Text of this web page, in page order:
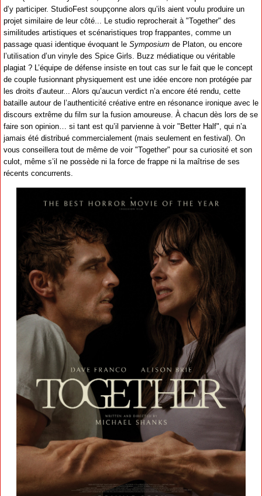
d’y participer. StudioFest soupçonne alors qu’ils aient voulu produire un
projet similaire de leur côté... Le studio reprocherait à "Together" des
similitudes artistiques et scénaristiques trop frappantes, comme un
passage quasi identique évoquant le Symposium de Platon, ou encore
l’utilisation d’un vinyle des Spice Girls. Buzz médiatique ou véritable
plagiat ? L’équipe de défense insiste en tout cas sur le fait que le concept
de couple fusionnant physiquement est une idée encore non protégée par
les droits d’auteur... Alors qu’aucun verdict n’a encore été rendu, cette
bataille autour de l’authenticité créative entre en résonance ironique avec le
discours extrême du film sur la fusion amoureuse. À chacun dès lors de se
faire son opinion… si tant est qu’il parvienne à voir "Better Half", qui n’a
jamais été distribué commercialement (mais seulement en festival). On
vous conseillera tout de même de voir "Together" pour sa curiosité et son
culot, même s’il ne possède ni la force de frappe ni la maîtrise de ses
récents concurrents.